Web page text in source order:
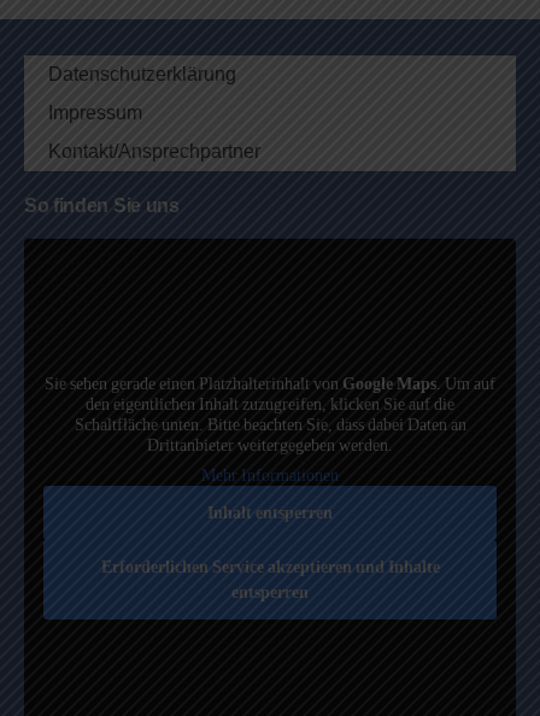
Datenschutzerklärung
Impressum
Kontakt/Ansprechpartner
So finden Sie uns
Sie sehen gerade einen Platzhalterinhalt von Google Maps. Um auf
den eigentlichen Inhalt zuzugreifen, klicken Sie auf die
Schaltfläche unten. Bitte beachten Sie, dass dabei Daten an
Drittanbieter weitergegeben werden.
Mehr Informationen
Inhalt entsperren
Erforderlichen Service akzeptieren und Inhalte
entsperren